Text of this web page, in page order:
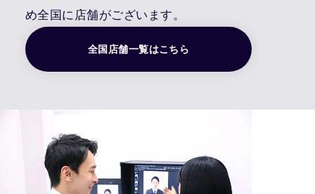
め全国に店舗がございます。
全国店舗一覧はこちら